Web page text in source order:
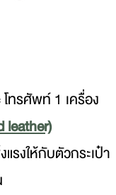
ทรศัพท์ 1 เครื่อง
leather)
รงให้กับตัวกระเป๋า